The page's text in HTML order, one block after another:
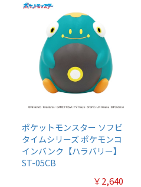
ポケットモンスター ソフビ
タイムシリーズ ポケモンコ
インバンク【ハラバリー】
ST-05CB
￥2,640